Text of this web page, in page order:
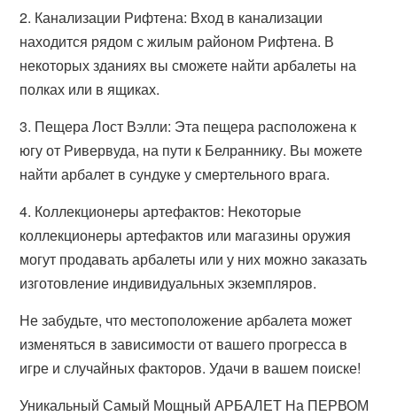
2. Канализации Рифтена: Вход в канализации
находится рядом с жилым районом Рифтена. В
некоторых зданиях вы сможете найти арбалеты на
полках или в ящиках.
3. Пещера Лост Вэлли: Эта пещера расположена к
югу от Ривервуда, на пути к Белраннику. Вы можете
найти арбалет в сундуке у смертельного врага.
4. Коллекционеры артефактов: Некоторые
коллекционеры артефактов или магазины оружия
могут продавать арбалеты или у них можно заказать
изготовление индивидуальных экземпляров.
Не забудьте, что местоположение арбалета может
изменяться в зависимости от вашего прогресса в
игре и случайных факторов. Удачи в вашем поиске!
Уникальный Самый Мощный АРБАЛЕТ На ПЕРВОМ